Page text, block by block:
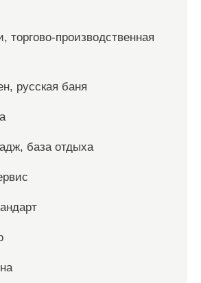
торгово-производственная
русская баня
база отдыха